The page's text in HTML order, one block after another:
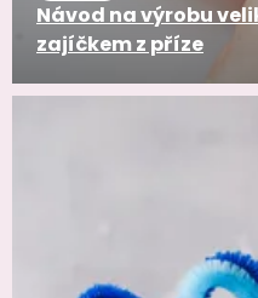
Návod na výrobu
zajíčkem z příze